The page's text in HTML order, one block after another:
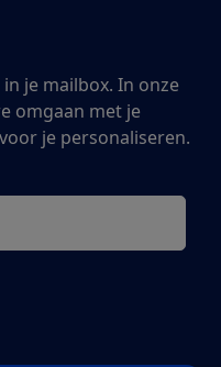
je mailbox. In onze
omgaan met je
je personaliseren.